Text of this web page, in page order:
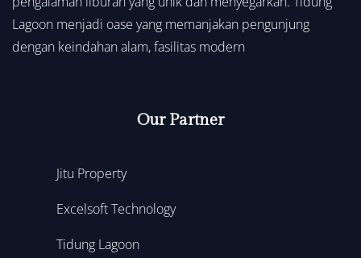
Lagoon menjadi oase yang memanjakan pengunjung
dengan keindahan alam, fasilitas modern
Our Partner
Jitu Property
Excelsoft Technology
Tidung Lagoon